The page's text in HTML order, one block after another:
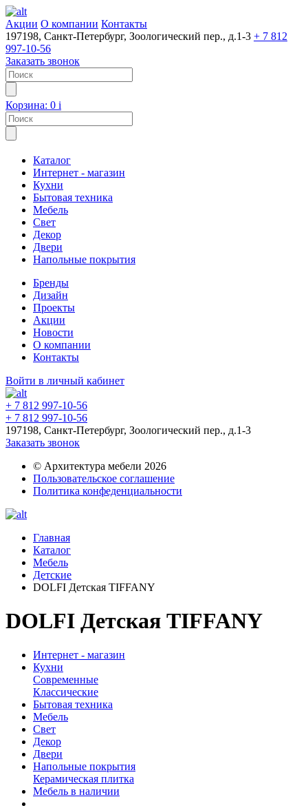
Акции О компании Контакты
197198, Санкт-Петербург, Зоологический пер., д.1-3 + 7 812
997-10-56
Заказать звонок
Корзина: 0 i
Каталог
Интернет - магазин
Кухни
Бытовая техника
Мебель
Свет
Декор
Двери
Напольные покрытия
Бренды
Дизайн
Проекты
Акции
Новости
О компании
Контакты
Войти в личный кабинет
+ 7 812 997-10-56
+ 7 812 997-10-56
197198, Санкт-Петербург, Зоологический пер., д.1-3
Заказать звонок
© Архитектура мебели 2026
Пользовательское соглашение
Политика конфеденциальности
Главная
Каталог
Мебель
Детские
DOLFI Детская TIFFANY
DOLFI Детская TIFFANY
Интернет - магазин
Кухни
Современные
Классические
Бытовая техника
Мебель
Свет
Декор
Двери
Напольные покрытия
Керамическая плитка
Мебель в наличии